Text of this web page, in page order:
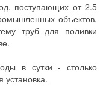
поступающих от 2.5
объектов,
труб для поливки
в сутки - столько
установка.